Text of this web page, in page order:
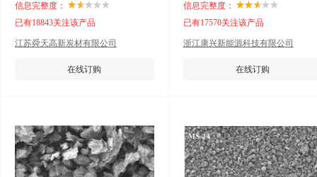
信息完整度：
已有18843关注该产品
江苏舜天高新炭材有限公司
在线订购
信息完整度：
已有17570关注该产品
浙江康兴新能源科技有限公司
在线订购